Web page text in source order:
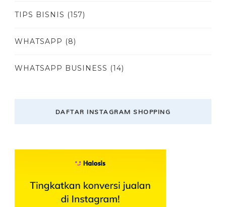
TIPS BISNIS (157)
WHATSAPP (8)
WHATSAPP BUSINESS (14)
DAFTAR INSTAGRAM SHOPPING